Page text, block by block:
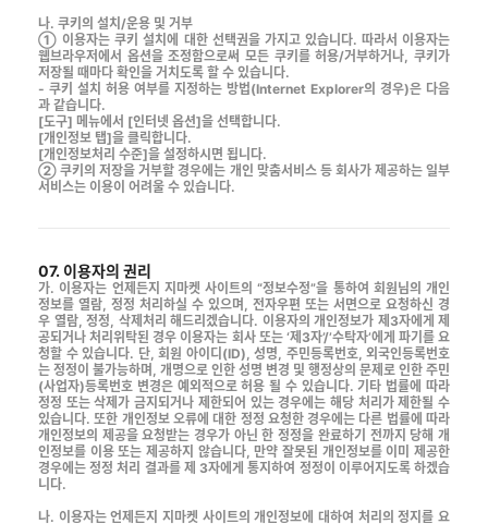
나. 쿠키의 설치/운용 및 거부
① 이용자는 쿠키 설치에 대한 선택권을 가지고 있습니다. 따라서 이용자는
웹브라우저에서 옵션을 조정함으로써 모든 쿠키를 허용/거부하거나, 쿠키가
저장될 때마다 확인을 거치도록 할 수 있습니다.
- 쿠키 설치 허용 여부를 지정하는 방법(Internet Explorer의 경우)은 다음
과 같습니다.
[도구] 메뉴에서 [인터넷 옵션]을 선택합니다.
[개인정보 탭]을 클릭합니다.
[개인정보처리 수준]을 설정하시면 됩니다.
② 쿠키의 저장을 거부할 경우에는 개인 맞춤서비스 등 회사가 제공하는 일부
서비스는 이용이 어려울 수 있습니다.
07. 이용자의 권리
가. 이용자는 언제든지 지마켓 사이트의 “정보수정”을 통하여 회원님의 개인
정보를 열람, 정정 처리하실 수 있으며, 전자우편 또는 서면으로 요청하신 경
우 열람, 정정, 삭제처리 해드리겠습니다. 이용자의 개인정보가 제3자에게 제
공되거나 처리위탁된 경우 이용자는 회사 또는 ‘제3자’/’수탁자’에게 파기를 요
청할 수 있습니다. 단, 회원 아이디(ID), 성명, 주민등록번호, 외국인등록번호
는 정정이 불가능하며, 개명으로 인한 성명 변경 및 행정상의 문제로 인한 주민
(사업자)등록번호 변경은 예외적으로 허용 될 수 있습니다. 기타 법률에 따라
정정 또는 삭제가 금지되거나 제한되어 있는 경우에는 해당 처리가 제한될 수
있습니다. 또한 개인정보 오류에 대한 정정 요청한 경우에는 다른 법률에 따라
개인정보의 제공을 요청받는 경우가 아닌 한 정정을 완료하기 전까지 당해 개
인정보를 이용 또는 제공하지 않습니다, 만약 잘못된 개인정보를 이미 제공한
경우에는 정정 처리 결과를 제 3자에게 통지하여 정정이 이루어지도록 하겠습
니다.
나. 이용자는 언제든지 지마켓 사이트의 개인정보에 대하여 처리의 정지를 요